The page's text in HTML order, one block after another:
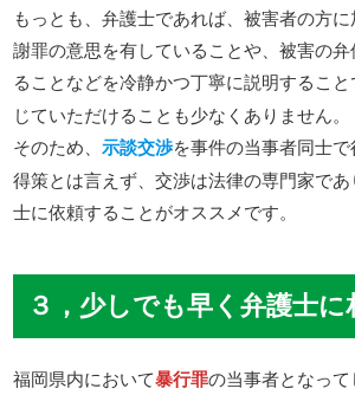
もっとも、弁護士であれば、被害者の方に
謝罪の意思を有していることや、被害の
ることなどを冷静かつ丁寧に説明するこ
じていただけることも少なくありません。
そのため、示談交渉を事件の当事者同士
得策とは言えず、交渉は法律の専門家で
士に依頼することがオススメです。
３，少しでも早く弁護士に
福岡県内において暴行罪の当事者となっ